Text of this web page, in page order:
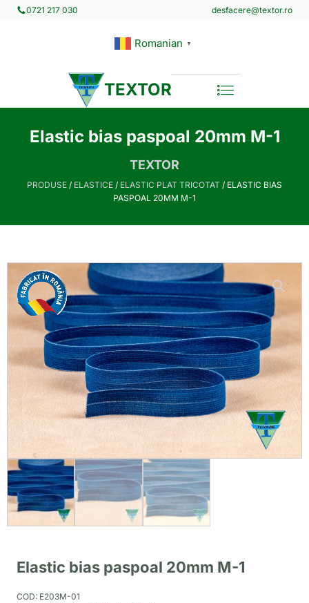
0721 217 030 desfacere@textor.ro
Romanian ▼
TEXTOR
Elastic bias paspoal 20mm M-1
TEXTOR
PRODUSE / ELASTICE / ELASTIC PLAT TRICOTAT / ELASTIC BIAS
PASPOAL 20MM M-1
Elastic bias paspoal 20mm M-1
COD: E203M-01